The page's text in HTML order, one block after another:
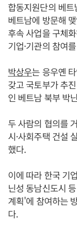
합동지원단의 베트
베트남에 방문해
후속 사업을 구체
기업·기관의 참여
박상우는 응우옌
갖고 국토부가 추
인 베트남 북부 박
두 사람의 협의를
시·사회주택 건설
했다.
이에 따라 한국 기
닌성 동남신도시
계획'에 참여하는
다.